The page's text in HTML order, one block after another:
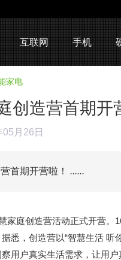
互联网 手机
家电
创造营首期开
05月26日
首期开营啦！ ......
家庭创造营活动正式开营
悉，创造营以“智慧生活
用户真实生活需求，让用